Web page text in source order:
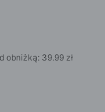
obniżką: 39.99 zł